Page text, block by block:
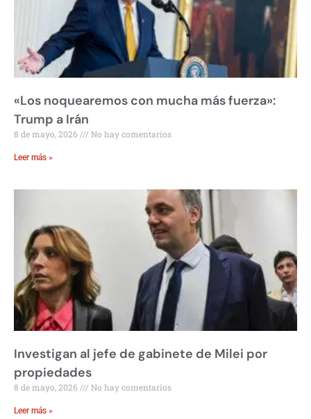
«Los noquearemos con mucha más fuerza»:
Trump a Irán
8 de mayo, 2026 No hay comentarios
Leer más »
Investigan al jefe de gabinete de Milei por
propiedades
8 de mayo, 2026 No hay comentarios
Leer más »